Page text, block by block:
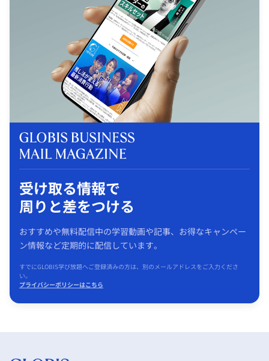
受け取る情報で
周りと差をつける
おすすめや無料配信中の学習動画や記事、お得なキャンペー
ン情報など定期的に配信しています。
すでにGLOBIS学び放題へご登録済みの方は、別のメールアドレスをご入力くださ
い。
プライバシーポリシーはこちら